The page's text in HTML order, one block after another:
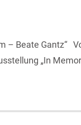
– Beate Gantz“
„In